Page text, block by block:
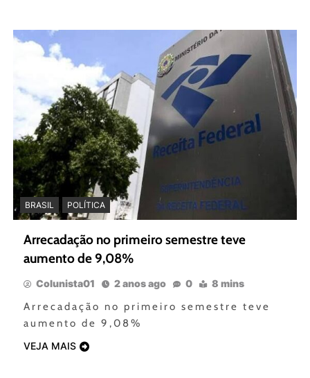
BRASIL POLÍTICA
Arrecadação no primeiro semestre teve
aumento de 9,08%
Colunista01 2 anos ago 0 8 mins
Arrecadação no primeiro semestre teve
aumento de 9,08%
VEJA MAIS